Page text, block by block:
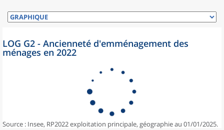
LOG G2 - Ancienneté d'emménagement des
ménages en 2022
Source : Insee, RP2022 exploitation principale, géographie au 01/01/2025.